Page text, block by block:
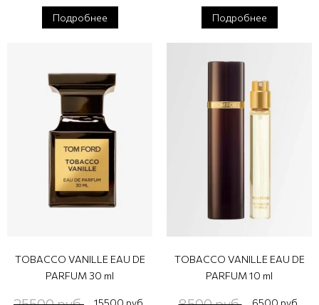
Подробнее Подробнее
TOBACCO VANILLE EAU DE
PARFUM 30 ml
TOBACCO VANILLE EAU DE
PARFUM 10 ml